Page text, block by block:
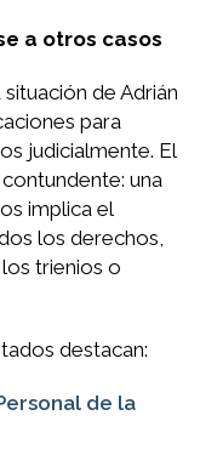
a otros casos
de Adrián
para
judicialmente. El
una
implica el
los derechos,
trienios o
destacan:
de la